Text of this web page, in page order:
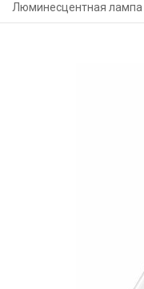
Люминесцентная лампа